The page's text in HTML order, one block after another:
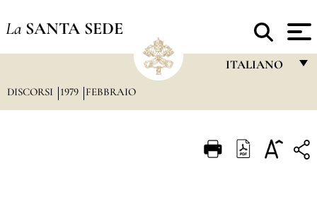
La SANTA SEDE
ITALIANO
ITALIANO
DISCORSI 1979 FEBBRAIO